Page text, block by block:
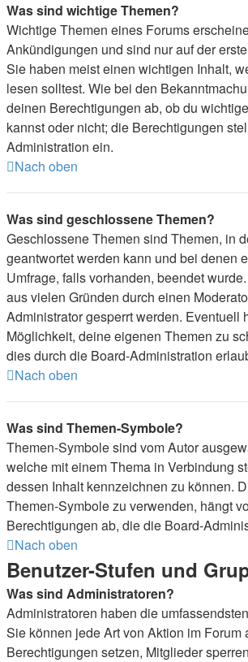
Was sind wichtige Themen?
Wichtige Themen eines Forums
Ankündigungen und sind nur auf der
Sie haben meist einen wichtigen Inhalt,
lesen solltest. Wie bei den
deinen Berechtigungen ab, ob du
kannst oder nicht; die Berechtigungen
Administration ein.
Nach oben
Was sind geschlossene Themen?
Geschlossene Themen sind Themen, in
geantwortet werden kann und bei denen
Umfrage, falls vorhanden, beendet
aus vielen Gründen durch einen
Administrator gesperrt werden. Eventuell
Möglichkeit, deine eigenen Themen zu
dies durch die Board-Administration
Nach oben
Was sind Themen-Symbole?
Themen-Symbole sind vom Autor
welche mit einem Thema in Verbindung
dessen Inhalt kennzeichnen zu können.
Themen-Symbole zu verwenden, hängt
Berechtigungen ab, die die Board-
Nach oben
Benutzer-Stufen und
Was sind Administratoren?
Administratoren haben die
Sie können jede Art von Aktion im Forum
Berechtigungen setzen, Mitglieder